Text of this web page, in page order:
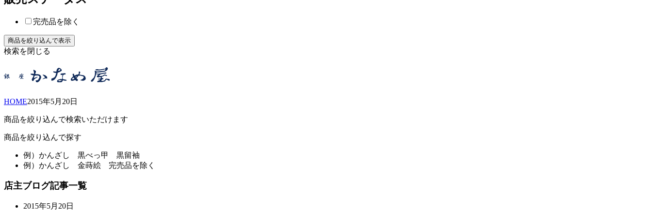
完売品を除く
検索を閉じる
HOME2015年5月 20日
商品を絞り込んで検索いただけます
商品を絞り込んで探す
例） かんざし 黒べっ甲 黒留袖
例） かんざし 金蒔絵 完売品を除く
店主ブログ記事一覧
2015年5月20日